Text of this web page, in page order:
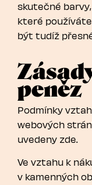
skutečné
které
být tudíž
peněz
Podmínky
webových
uvedeny zde.
Ve vztahu k
v kamenných